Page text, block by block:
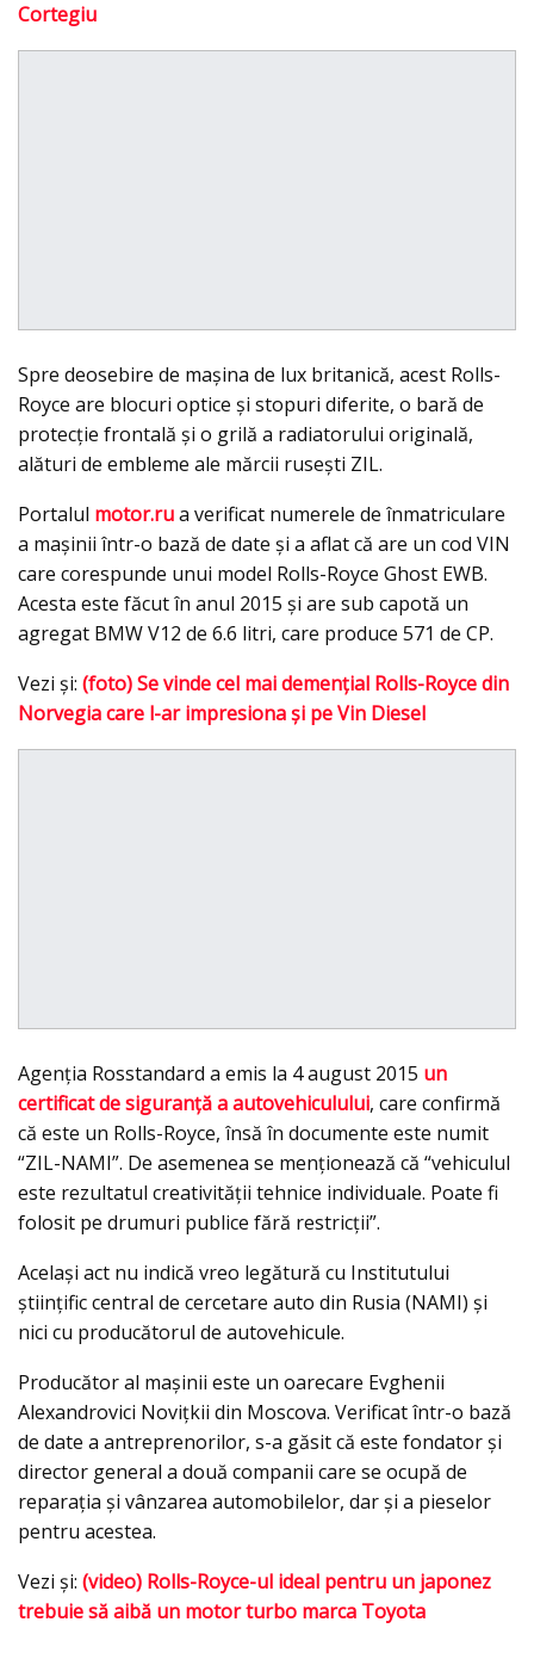
Cortegiu
Spre deosebire de maşina de lux britanică, acest Rolls-
Royce are blocuri optice şi stopuri diferite, o bară de
protecţie frontală şi o grilă a radiatorului originală,
alături de embleme ale mărcii ruseşti ZIL.
Portalul motor.rua verificat numerele de înmatriculare
a maşinii într-o bază de date şi a aflat că are un cod VIN
care corespunde unui model Rolls-Royce Ghost EWB.
Acesta este făcut în anul 2015 şi are sub capotă un
agregat BMW V12 de 6.6 litri, care produce 571 de CP.
Vezi şi: (foto) Se vinde cel mai demenţial Rolls-Royce din
Norvegia care l-ar impresiona şi pe Vin Diesel
Agenţia Rosstandard a emis la 4 august 2015 un
certificat de siguranţă a autovehiculului, care confirmă
că este un Rolls-Royce, însă în documente este numit
“ZIL-NAMI”. De asemenea se menţionează că “vehiculul
este rezultatul creativității tehnice individuale. Poate fi
folosit pe drumuri publice fără restricții”.
Acelaşi act nu indică vreo legătură cu Institutului
ştiinţific central de cercetare auto din Rusia (NAMI) şi
nici cu producătorul de autovehicule.
Producător al maşinii este un oarecare Evghenii
Alexandrovici Noviţkii din Moscova. Verificat într-o bază
de date a antreprenorilor, s-a găsit că este fondator şi
director general a două companii care se ocupă de
reparaţia şi vânzarea automobilelor, dar şi a pieselor
pentru acestea.
Vezi şi: (video) Rolls-Royce-ul ideal pentru un japonez
trebuie să aibă un motor turbo marca Toyota